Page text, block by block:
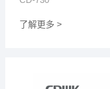
了解更多 >